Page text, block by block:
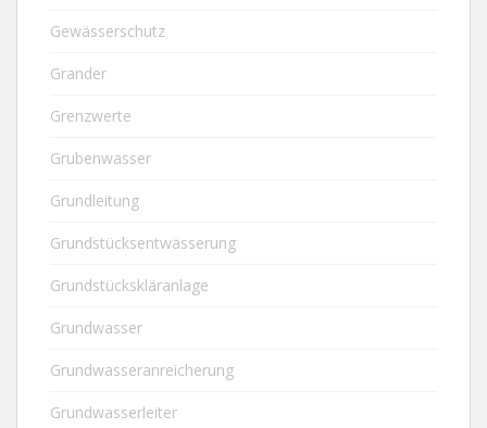
Gewässerschutz
Grander
Grenzwerte
Grubenwasser
Grundleitung
Grundstücksentwässerung
Grundstückskläranlage
Grundwasser
Grundwasseranreicherung
Grundwasserleiter